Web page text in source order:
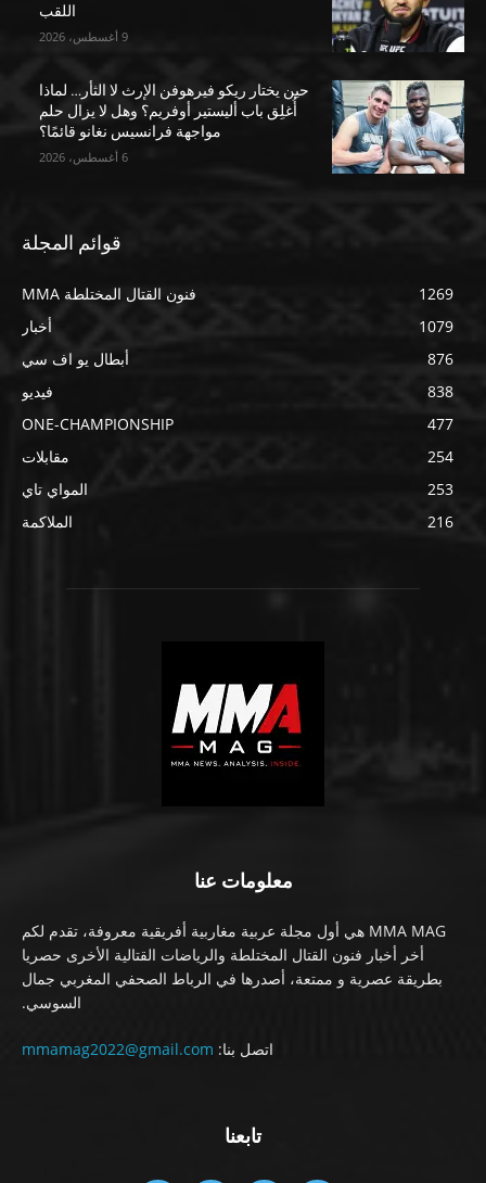
اللقب
9 أغسطس، 2026
حين يختار ريكو فيرهوفن الإرث لا الثأر… لماذا
أُغلِق باب أليستير أوفريم؟ وهل لا يزال حلم
مواجهة فرانسيس نغانو قائمًا؟
6 أغسطس، 2026
قوائم المجلة
فنون القتال المختلطة MMA
1269
أخبار
1079
أبطال يو اف سي
876
فيديو
838
ONE-CHAMPIONSHIP
477
مقابلات
254
المواي تاي
253
الملاكمة
216
معلومات عنا
MMA MAG هي أول مجلة عربية مغاربية أفريقية معروفة، تقدم لكم
أخر أخبار فنون القتال المختلطة والرياضات القتالية الأخرى حصريا
بطريقة عصرية و ممتعة، أصدرها في الرباط الصحفي المغربي جمال
السوسي.
اتصل بنا: mmamag2022@gmail.com
تابعنا